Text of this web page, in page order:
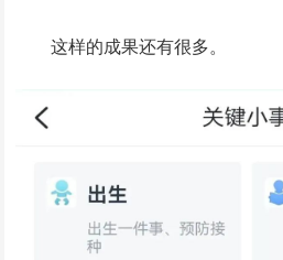
这样的成果还有很多。